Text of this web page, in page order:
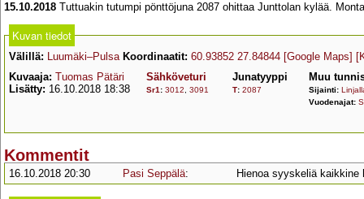
15.10.2018 Tuttuakin tutumpi pönttöjuna 2087 ohittaa Junttolan kylää.
Kuvan tiedot
Välillä: Luumäki–Pulsa Koordinaatit: 60.93852 27.84844 [Google Maps]
Kuvaaja: Tuomas Pätäri
Lisätty: 16.10.2018 18:38
Sähköveturi
Sr1 : 3012 3091
Junatyyppi
T: 2087
Muu
Sijainti:
Vuodenajat:
Kommentit
16.10.2018 20:30 Pasi Seppälä: Hienoa syyskeliä kaikkine